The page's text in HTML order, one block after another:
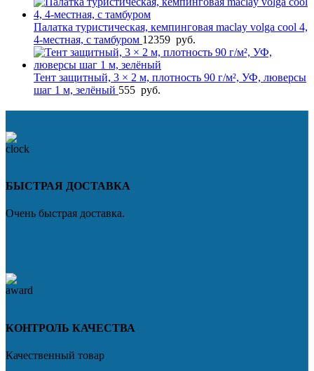
Палатка туристическая, кемпинговая maclay volga cool 4,
4-местная, с тамбуром 12359 руб.
Тент защитный, 3 × 2 м, плотность 90 г/м², УФ, люверсы
шаг 1 м, зелёный 555 руб.
БЫСТРАЯ ДОСТАВКА
Очень быстрая доставка.
КОНТРОЛЬ КАЧЕСТВА
Качественный товар